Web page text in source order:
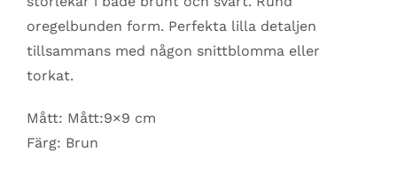
oregelbunden form. Perfekta lilla detaljen
tillsammans med någon snittblomma eller
torkat.
Mått: Mått:9×9 cm
Färg: Brun